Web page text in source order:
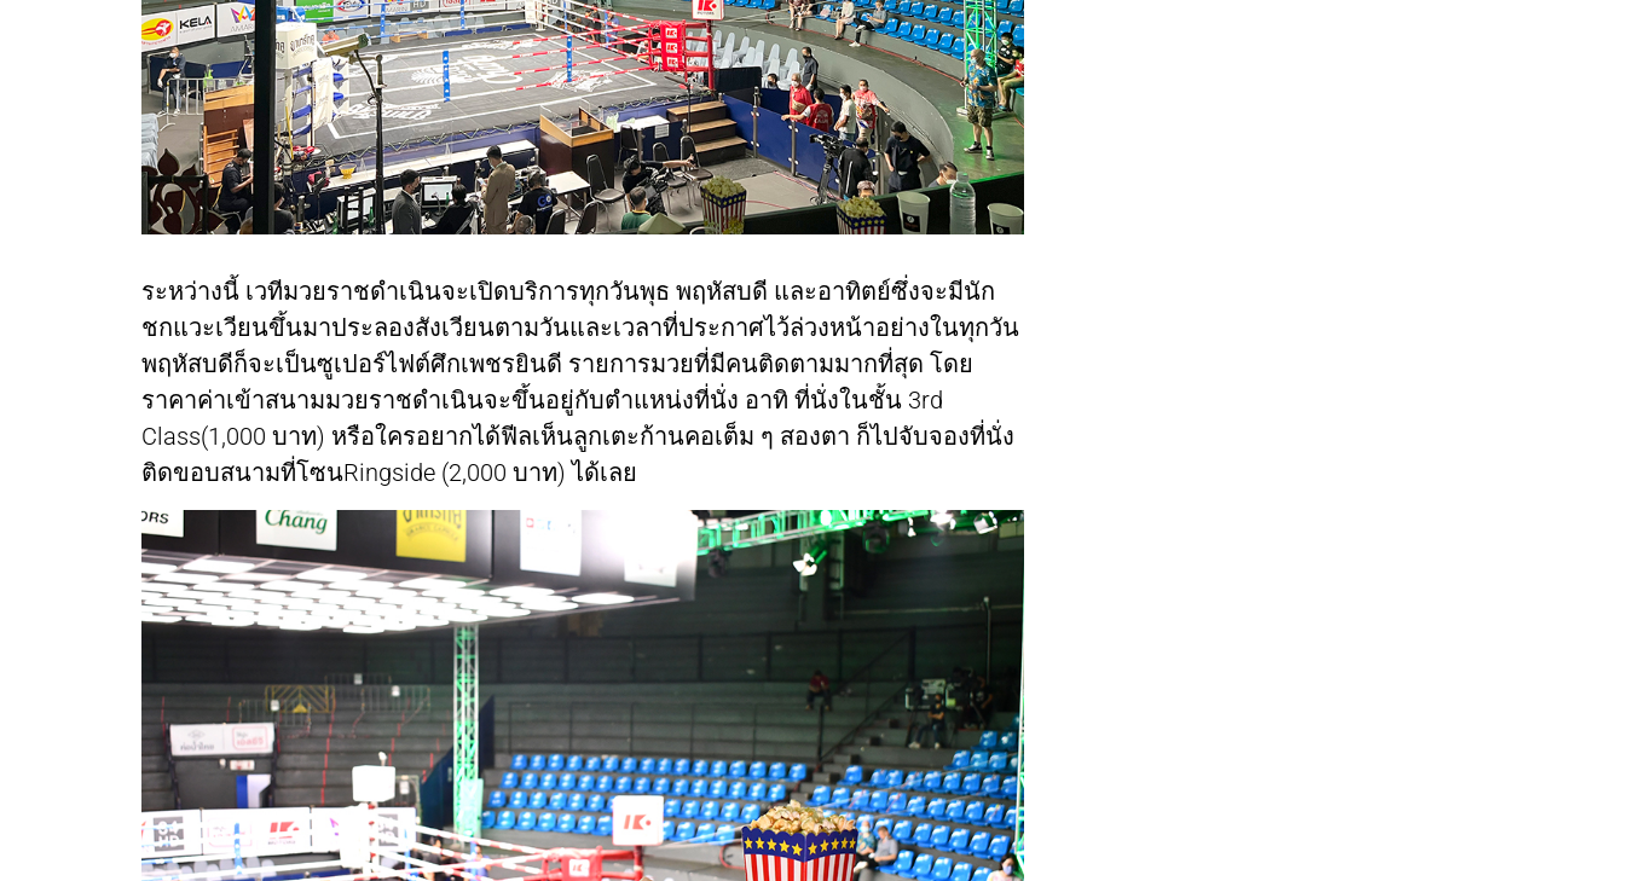
ระหว่างนี้ เวทีมวยราชดำเนินจะเปิดบริการทุกวันพุธ พฤหัสบดี และอาทิตย์ซึ่งจะมีนัก
ชกแวะเวียนขึ้นมาประลองสังเวียนตามวันและเวลาที่ประกาศไว้ล่วงหน้าอย่างในทุกวัน
พฤหัสบดีก็จะเป็นซูเปอร์ไฟต์ศึกเพชรยินดี รายการมวยที่มีคนติดตามมากที่สุด โดย
ราคาค่าเข้าสนามมวยราชดำเนินจะขึ้นอยู่กับตำแหน่งที่นั่ง อาทิ ที่นั่งในชั้น 3rd
Class(1,000 บาท) หรือใครอยากได้ฟีลเห็นลูกเตะก้านคอเต็ม ๆ สองตา ก็ไปจับจองที่นั่ง
ติดขอบสนามที่โซนRingside (2,000 บาท) ได้เลย